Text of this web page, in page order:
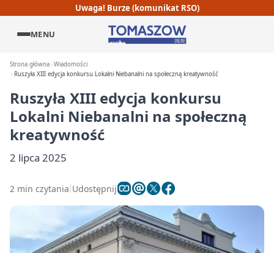
Uwaga! Burze (komunikat RSO)
MENU
Strona główna Wiadomości
Ruszyła XIII edycja konkursu Lokalni Niebanalni na społeczną kreatywność
Ruszyła XIII edycja konkursu
Lokalni Niebanalni na społeczną
kreatywność
2 lipca 2025
2 min czytania Udostępnij